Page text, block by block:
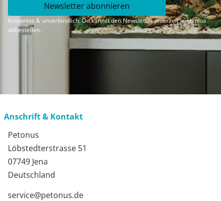
Newsletter abonnieren
Kostenlos & unverbindlich. Du kannst den Newsletter jederzeit kostenlos
abbestellen.
Anschrift & Kontakt
Petonus
Löbstedterstrasse 51
07749 Jena
Deutschland
service@petonus.de